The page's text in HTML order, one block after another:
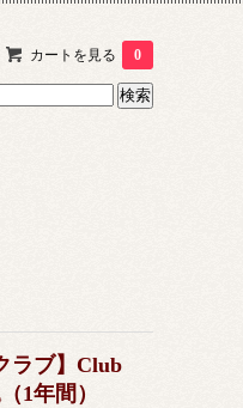
カートを見る 0
ラブ】Club
1年間）